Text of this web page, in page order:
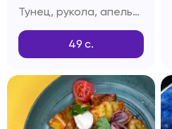
Тунец, рукола, апельсин, орехи Кешью, масло растительное, масло оливковое, лук репчатый, лимонный сок, соус Соевый, соус Унаги, кунжут белый
49 с.